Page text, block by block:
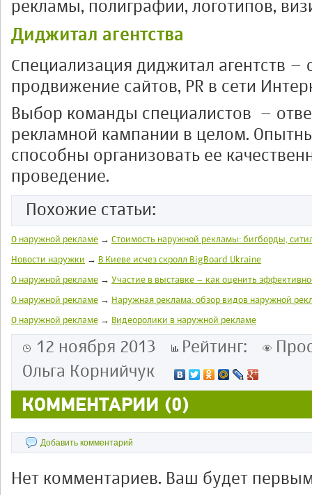
рекламы, полиграфии, логотипов,
Диджитал агентства
Специализация диджитал агентств –
продвижение сайтов, PR в сети
Выбор команды специалистов –
рекламной кампании в целом.
способны организовать ее
проведение.
Похожие статьи:
О наружной рекламе → Стоимость наружной рекламы: бигборды,
Новости наружки → В Киеве исчез скролл BigBoard Ukraine
О наружной рекламе → Участие в выставке – как оценить
О наружной рекламе → Наружная реклама: обзор видов наружной
О наружной рекламе → Видеоролики в наружной рекламе
12 ноября 2013 Рейтинг:
Ольга Корнийчук
КОММЕНТАРИИ (0)
Добавить комментарий
Нет комментариев. Ваш будет